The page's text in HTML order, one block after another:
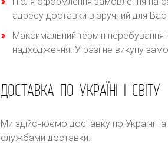
адресу доставки в зручний для
Максимальний термін перебування
надходження. У разі не викупу
ДОСТАВКА ПО УКРАЇНІ І СВІТУ
Ми здійснюємо доставку по Україні
службами доставки.